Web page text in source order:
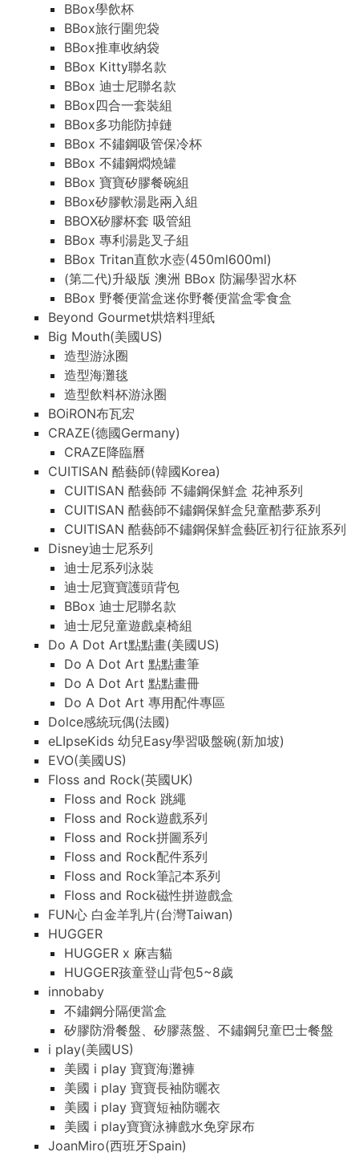
BBox學飲杯
BBox旅行圍兜袋
BBox推車收納袋
BBox Kitty聯名款
BBox 迪士尼聯名款
BBox四合一套裝組
BBox多功能防掉鏈
BBox 不鏽鋼吸管保冷杯
BBox 不鏽鋼燜燒罐
BBox 寶寶矽膠餐碗組
BBox矽膠軟湯匙兩入組
BBOX矽膠杯套 吸管組
BBox 專利湯匙叉子組
BBox Tritan直飲水壺(450ml600ml)
(第二代)升級版 澳洲 BBox 防漏學習水杯
BBox 野餐便當盒迷你野餐便當盒零食盒
Beyond Gourmet烘焙料理紙
Big Mouth(美國US)
造型游泳圈
造型海灘毯
造型飲料杯游泳圈
BOiRON布瓦宏
CRAZE(德國Germany)
CRAZE降臨曆
CUITISAN 酷藝師(韓國Korea)
CUITISAN 酷藝師 不鏽鋼保鮮盒 花神系列
CUITISAN 酷藝師不鏽鋼保鮮盒兒童酷夢系列
CUITISAN 酷藝師不鏽鋼保鮮盒藝匠初行征旅系列
Disney迪士尼系列
迪士尼系列泳裝
迪士尼寶寶護頭背包
BBox 迪士尼聯名款
迪士尼兒童遊戲桌椅組
Do A Dot Art點點畫(美國US)
Do A Dot Art 點點畫筆
Do A Dot Art 點點畫冊
Do A Dot Art 專用配件專區
Dolce感統玩偶(法國)
eLIpseKids 幼兒Easy學習吸盤碗(新加坡)
EVO(美國US)
Floss and Rock(英國UK)
Floss and Rock 跳繩
Floss and Rock遊戲系列
Floss and Rock拼圖系列
Floss and Rock配件系列
Floss and Rock筆記本系列
Floss and Rock磁性拼遊戲盒
FUN心 白金羊乳片(台灣Taiwan)
HUGGER
HUGGER x 麻吉貓
HUGGER孩童登山背包5~8歲
innobaby
不鏽鋼分隔便當盒
矽膠防滑餐盤、矽膠蒸盤、不鏽鋼兒童巴士餐盤
i play(美國US)
美國 i play 寶寶海灘褲
美國 i play 寶寶長袖防曬衣
美國 i play 寶寶短袖防曬衣
美國 i play寶寶泳褲戲水免穿尿布
JoanMiro(西班牙Spain)